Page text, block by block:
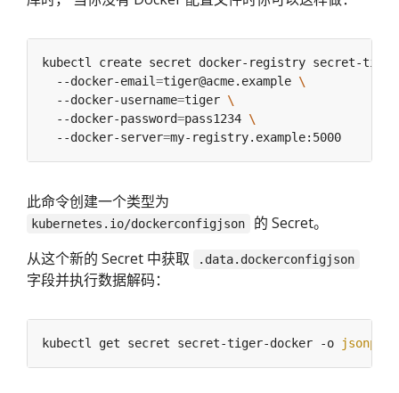
kubectl create secret docker-registry secret-
  --docker-email
=tiger@acme.example
  --docker-username
=tiger
  --docker-password
=pass1234
  --docker-server
=
此命令创建一个类型为
kubernetes.io/dockerconfigjson
的 Secret。
从这个新的 Secret 中获取
.data.dockerconfigjson
字段并执行数据解码：
kubectl get secret secret-tiger-docker -o jsonpath